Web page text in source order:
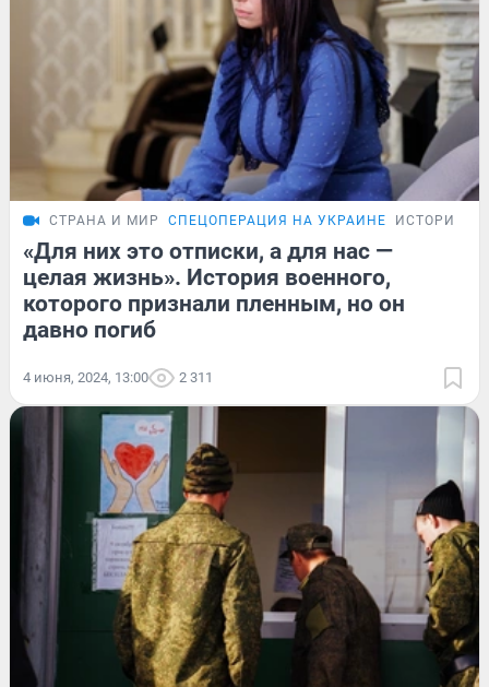
СТРАНА И МИР СПЕЦОПЕРАЦИЯ НА УКРАИНЕ ИСТОРИИ
«Для них это отписки, а для нас —
целая жизнь». История военного,
которого признали пленным, но он
давно погиб
4 июня, 2024, 13:00 2 311